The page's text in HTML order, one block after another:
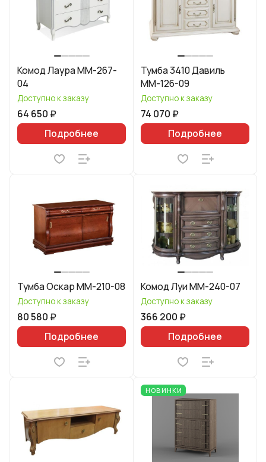
Комод Лаура ММ-267-
04
Доступно к заказу
64 650 ₽
Подробнее
Тумба 3410 Давиль
ММ-126-09
Доступно к заказу
74 070 ₽
Подробнее
Тумба Оскар ММ-210-08
Доступно к заказу
80 580 ₽
Подробнее
Комод Луи ММ-240-07
Доступно к заказу
366 200 ₽
Подробнее
НОВИНКИ